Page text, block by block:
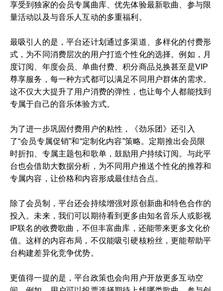
享受到独家的会员专属曲库、优先体验最新歌曲、参与限
量活动以及与音乐人互动的多重福利。
最吸引人的是，平台还计划通过多渠道、多样化的付费形
式，为不同消费层次的用户打造个性化的选择。例如，月
度订阅、年度会员、单曲付费、积分商品兑换甚至是VIP
尊享服务，每一种方式都可以满足不同用户群体的需求。
这不仅大大提升了用户消费的弹性，也让每个人都能找到
专属于自己的音乐体验方式。
为了进一步巩固付费用户的粘性，《劲乐团》还引入
了“会员专属促销”和“定制化内容”策略。定期推出会员限
时折扣、专属主题包和歌单，鼓励用户持续订阅。与此平
台也会借助大数据分析，为不同用户推送个性化的推荐和
专属内容，让价格和内容形成最佳结合点。
除了会员制，平台还会持续增强对原创新曲和特色合作的
投入。未来，我们可以期待看到更多由知名音乐人或影视
IP联名的收费歌曲，不但丰富曲库，还能带来更多文化价
值。这样的内容布局，不仅能吸引硬核粉丝，更能帮助平
台构建差异化竞争优势。
更值得一提的是，平台政策也会向用户开放更多互动空